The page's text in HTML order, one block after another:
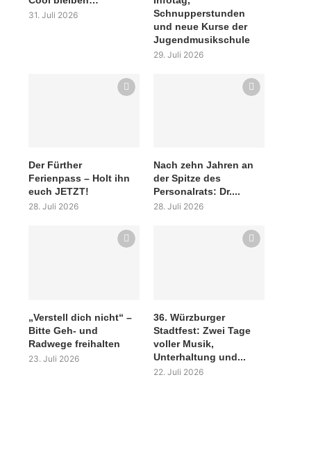
31. Juli 2026
Schnupperstunden
und neue Kurse der
Jugendmusikschule
29. Juli 2026
Der Fürther
Ferienpass – Holt ihn
euch JETZT!
28. Juli 2026
Nach zehn Jahren an
der Spitze des
Personalrats: Dr....
28. Juli 2026
„Verstell dich nicht“ –
Bitte Geh- und
Radwege freihalten
23. Juli 2026
36. Würzburger
Stadtfest: Zwei Tage
voller Musik,
Unterhaltung und...
22. Juli 2026